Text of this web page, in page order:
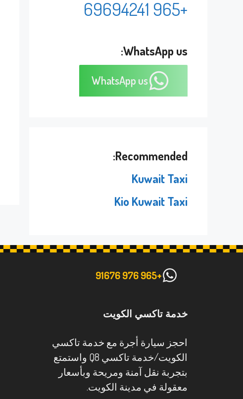
+965 69694241
WhatsApp us:
WhatsApp us
Recommended:
Kuwait Taxi
Kio Kuwait Taxi
+965 976 91676
خدمة تاكسي الكويت
احجز سيارة أجرة مع خدمة تاكسي
الكويت/خدمة تاكسي Q8 واستمتع
بتجربة نقل آمنة ومريحة وبأسعار
معقولة في مدينة الكويت.